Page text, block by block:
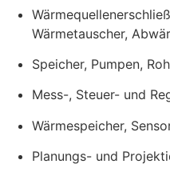
Wärmetauscher,
Speicher, Pumpen,
Mess-, Steuer- und
Wärmespeicher,
Planungs- und